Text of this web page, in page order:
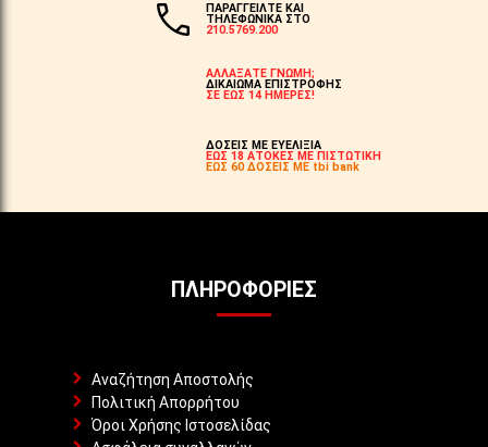
ΠΑΡΑΓΓΕΙΛΤΕ ΚΑΙ
ΤΗΛΕΦΩΝΙΚΑ ΣΤΟ
210.5769.200
ΑΛΛΑΞΑΤΕ ΓΝΩΜΗ;
ΔΙΚΑΙΩΜΑ ΕΠΙΣΤΡΟΦΗΣ
ΣΕ ΕΩΣ 14 ΗΜΕΡΕΣ!
ΔΟΣΕΙΣ ΜΕ ΕΥΕΛΙΞΙΑ
ΕΩΣ 18 ΑΤΟΚΕΣ ΜΕ ΠΙΣΤΩΤΙΚΗ
ΕΩΣ 60 ΔΟΣΕΙΣ ΜΕ tbi bank
ΠΛΗΡΟΦΟΡΊΕΣ
Αναζήτηση Αποστολής
Πολιτική Απορρήτου
Όροι Χρήσης Ιστοσελίδας